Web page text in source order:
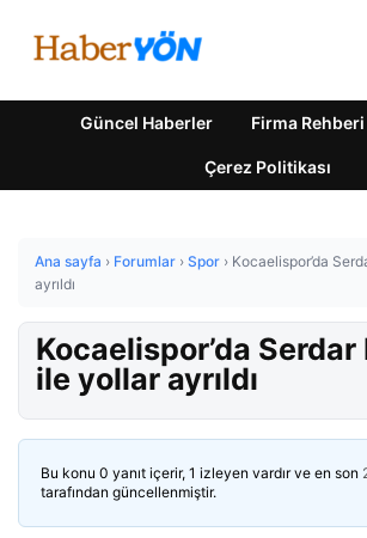
Güncel Haberler Firma Rehberi
Çerez Politikası
Ana sayfa › Forumlar › Spor › Kocaelispor’da
ayrıldı
Kocaelispor’da
ile yollar ayrıldı
Bu konu 0 yanıt içerir, 1 izleyen vardır ve en son
tarafından güncellenmiştir.